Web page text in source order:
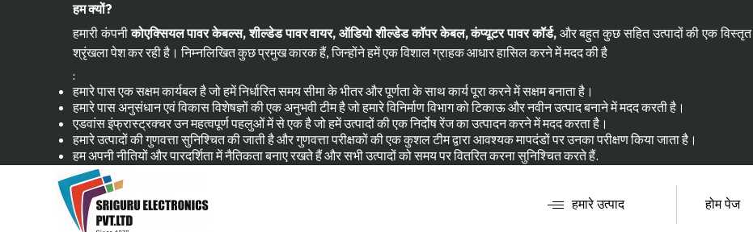
हम क्यों?
हमारी कंपनीकोएक्सियल पावर केबल्स, शील्डेड पावर वायर, ऑडियो शील्डेड कॉपर केबल, कंप्यूटर पावर कॉर्ड,और बहुत कुछ सहित उत्पादों की एक विस्तृत
श्रृंखला पेश कर रही है। निम्नलिखित कुछ प्रमुख कारक हैं, जिन्होंने हमें एक विशाल ग्राहक आधार हासिल करने में मदद की है
:
हमारे पास एक सक्षम कार्यबल है जो हमें निर्धारित समय सीमा के भीतर और पूर्णता के साथ कार्य पूरा करने में सक्षम बनाता है।
हमारे पास अनुसंधान एवं विकास विशेषज्ञों की एक अनुभवी टीम है जो हमारे विनिर्माण विभाग को टिकाऊ और नवीन उत्पाद बनाने में मदद करती है।
एडवांस इंफ्रास्ट्रक्चर उन महत्वपूर्ण पहलुओं में से एक है जो हमें उत्पादों की एक निर्दोष रेंज का उत्पादन करने में मदद करता है।
हमारे उत्पादों की गुणवत्ता सुनिश्चित की जाती है और गुणवत्ता परीक्षकों की एक कुशल टीम द्वारा आवश्यक मापदंडों पर उनका परीक्षण किया जाता है।
हम अपनी नीतियों और पारदर्शिता में नैतिकता बनाए रखते हैं और सभी उत्पादों को समय पर वितरित करना सुनिश्चित करते हैं.
हमारे उत्पाद होम पेज